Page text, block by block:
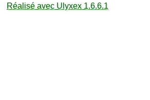
Réalisé avec Ulyxex 1.6.6.1